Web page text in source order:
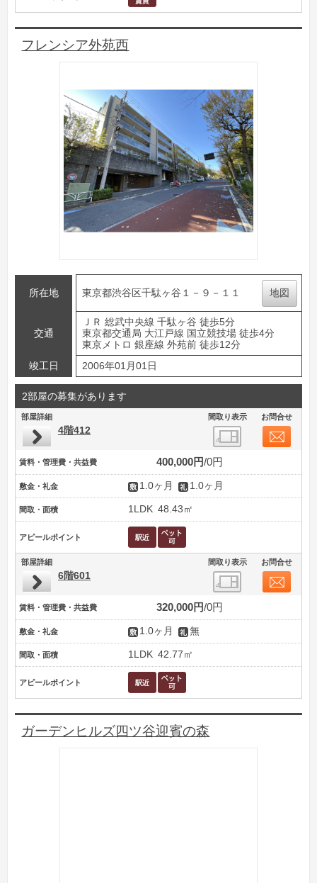
フレンシア外苑西
所在地 東京都渋谷区千駄ヶ谷１－９－１１ 地図
交通
ＪＲ 総武中央線 千駄ヶ谷 徒歩5分
東京都交通局 大江戸線 国立競技場 徒歩4分
東京メトロ 銀座線 外苑前 徒歩12分
竣工日
2006年01月01日
2部屋の募集があります
部屋詳細 間取り表示 お問合せ
4階412
賃料・管理費・共益費 400,000円 0円
敷金・礼金 1.0ヶ月 1.0ヶ月
間取・面積 1LDK 48.43㎡
アピールポイント
部屋詳細 間取り表示 お問合せ
6階601
賃料・管理費・共益費 320,000円 0円
敷金・礼金 1.0ヶ月 無
間取・面積 1LDK 42.77㎡
アピールポイント
ガーデンヒルズ四ツ谷迎賓の森